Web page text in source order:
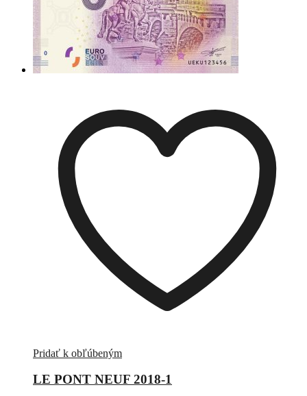
Pridať k obľúbeným
LE PONT NEUF 2018-1